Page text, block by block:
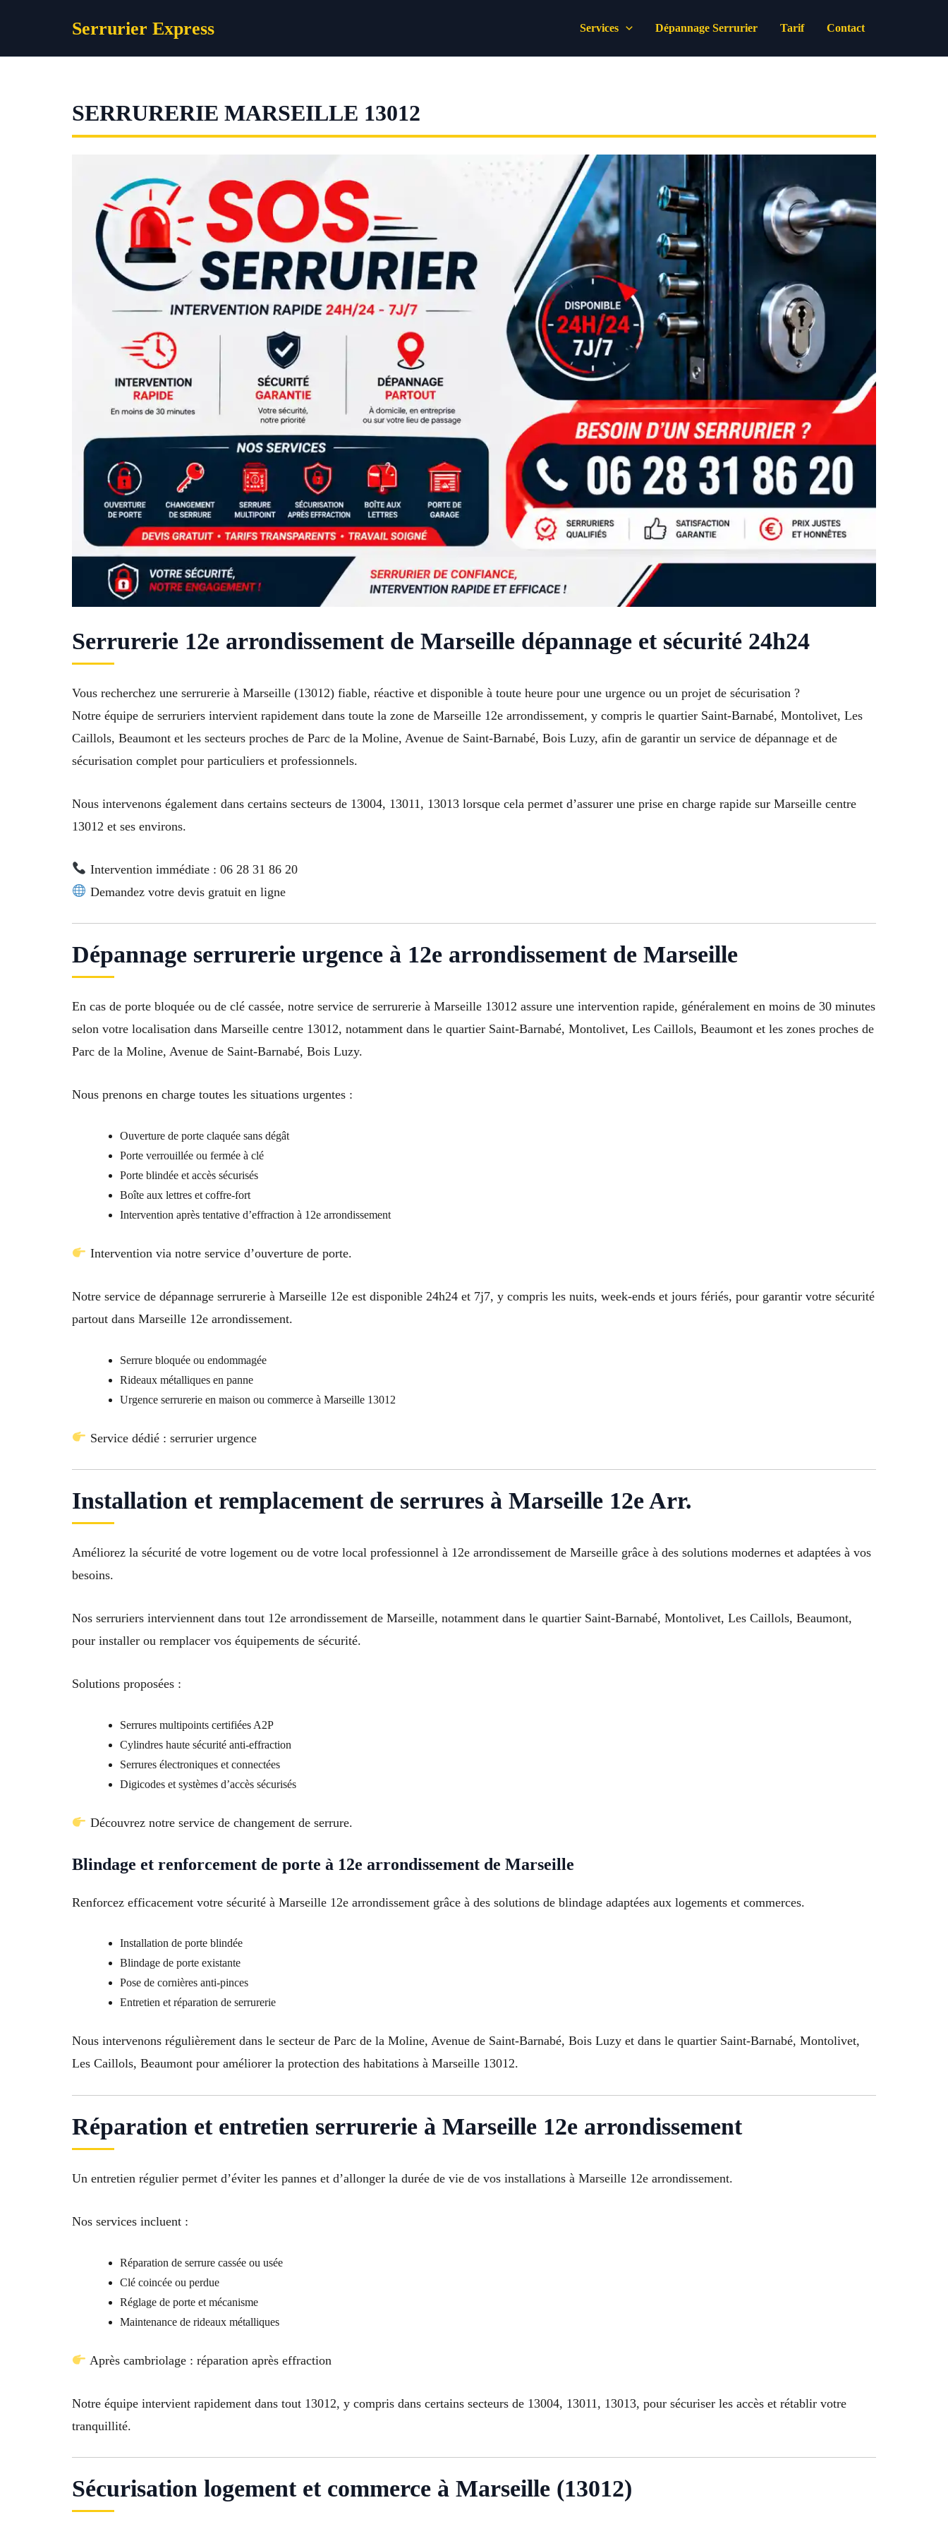
Serrurier Express Services Dépannage Serrurier Tarif Contact
SERRURERIE MARSEILLE 13012
Serrurerie 12e arrondissement de Marseille dépannage et sécurité 24h24
Vous recherchez une serrurerie à Marseille (13012) fiable, réactive et disponible à toute heure pour une urgence ou un projet de sécurisation ?
Notre équipe de serruriers intervient rapidement dans toute la zone de Marseille 12e arrondissement, y compris le quartier Saint-Barnabé, Montolivet, Les
Caillols, Beaumont et les secteurs proches de Parc de la Moline, Avenue de Saint-Barnabé, Bois Luzy, afin de garantir un service de dépannage et de
sécurisation complet pour particuliers et professionnels.
Nous intervenons également dans certains secteurs de 13004, 13011, 13013 lorsque cela permet d’assurer une prise en charge rapide sur Marseille centre
13012 et ses environs.
Intervention immédiate : 06 28 31 86 20
Demandez votre devis gratuit en ligne
Dépannage serrurerie urgence à 12e arrondissement de Marseille
En cas de porte bloquée ou de clé cassée, notre service de serrurerie à Marseille 13012 assure une intervention rapide, généralement en moins de 30 minutes
selon votre localisation dans Marseille centre 13012, notamment dans le quartier Saint-Barnabé, Montolivet, Les Caillols, Beaumont et les zones proches de
Parc de la Moline, Avenue de Saint-Barnabé, Bois Luzy.
Nous prenons en charge toutes les situations urgentes :
Ouverture de porte claquée sans dégât
Porte verrouillée ou fermée à clé
Porte blindée et accès sécurisés
Boîte aux lettres et coffre-fort
Intervention après tentative d’effraction à 12e arrondissement
Intervention via notre service d’ouverture de porte.
Notre service de dépannage serrurerie à Marseille 12e est disponible 24h24 et 7j7, y compris les nuits, week-ends et jours fériés, pour garantir votre sécurité
partout dans Marseille 12e arrondissement.
Serrure bloquée ou endommagée
Rideaux métalliques en panne
Urgence serrurerie en maison ou commerce à Marseille 13012
Service dédié : serrurier urgence
Installation et remplacement de serrures à Marseille 12e Arr.
Améliorez la sécurité de votre logement ou de votre local professionnel à 12e arrondissement de Marseille grâce à des solutions modernes et adaptées à vos
besoins.
Nos serruriers interviennent dans tout 12e arrondissement de Marseille, notamment dans le quartier Saint-Barnabé, Montolivet, Les Caillols, Beaumont,
pour installer ou remplacer vos équipements de sécurité.
Solutions proposées :
Serrures multipoints certifiées A2P
Cylindres haute sécurité anti-effraction
Serrures électroniques et connectées
Digicodes et systèmes d’accès sécurisés
Découvrez notre service de changement de serrure.
Blindage et renforcement de porte à 12e arrondissement de Marseille
Renforcez efficacement votre sécurité à Marseille 12e arrondissement grâce à des solutions de blindage adaptées aux logements et commerces.
Installation de porte blindée
Blindage de porte existante
Pose de cornières anti-pinces
Entretien et réparation de serrurerie
Nous intervenons régulièrement dans le secteur de Parc de la Moline, Avenue de Saint-Barnabé, Bois Luzy et dans le quartier Saint-Barnabé, Montolivet,
Les Caillols, Beaumont pour améliorer la protection des habitations à Marseille 13012.
Réparation et entretien serrurerie à Marseille 12e arrondissement
Un entretien régulier permet d’éviter les pannes et d’allonger la durée de vie de vos installations à Marseille 12e arrondissement.
Nos services incluent :
Réparation de serrure cassée ou usée
Clé coincée ou perdue
Réglage de porte et mécanisme
Maintenance de rideaux métalliques
Après cambriolage : réparation après effraction
Notre équipe intervient rapidement dans tout 13012, y compris dans certains secteurs de 13004, 13011, 13013, pour sécuriser les accès et rétablir votre
tranquillité.
Sécurisation logement et commerce à Marseille (13012)